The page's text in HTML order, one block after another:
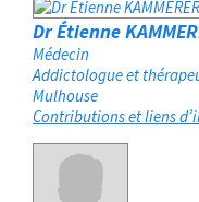
Dr Étienne
Médecin
Addictologue et
Mulhouse
Contributions et liens